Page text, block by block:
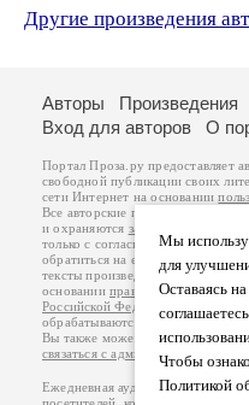
Другие произведения
Мы
для
Оставаясь
Чтобы
Политикой
Авторы Произведения
Вход для авторов
О
Портал Проза.ру предоставляет
свободной публикации своих
сети Интернет на основании
Все авторские права на
и охраняются законом
.
только с согласия его автора, к
обратиться на его авторской
тексты произведений авторы
основанииправил публикациии
Российской Федерации
обрабатываются на основании
Вы также можете посмотреть
связаться с администрацией
Ежедневная аудитория портала